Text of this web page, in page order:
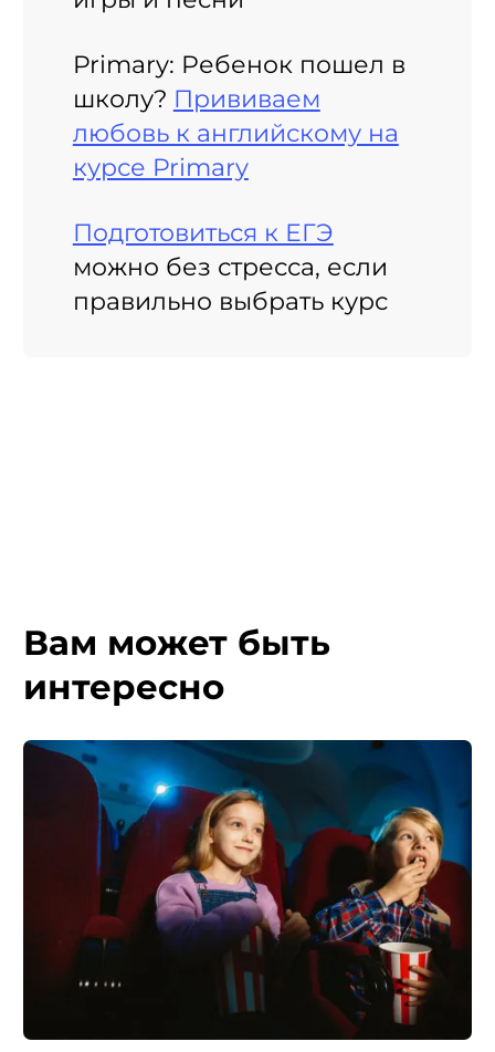
Primary: Ребенок пошел в
школу? Прививаем
любовь к английскому на
курсе Primary
Подготовиться к ЕГЭ
можно без стресса, если
правильно выбрать курс
Вам может быть
интересно